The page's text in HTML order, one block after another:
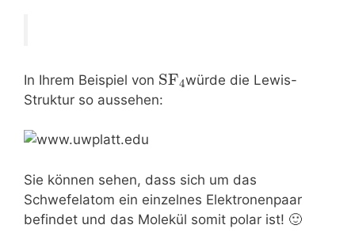
In Ihrem Beispiel von SF4würde die Lewis-
Struktur so aussehen:
Sie können sehen, dass sich um das
Schwefelatom ein einzelnes Elektronenpaar
befindet und das Molekül somit polar ist! 🙂